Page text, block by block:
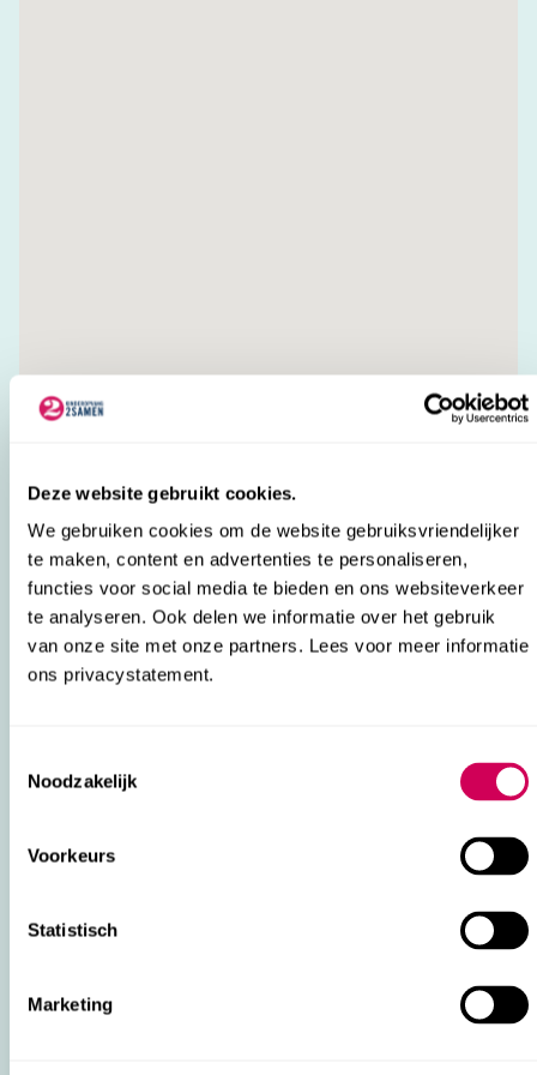
Deze website gebruikt cookies.
We gebruiken cookies om de website gebruiksvriendelijker
te maken, content en advertenties te personaliseren,
functies voor social media te bieden en ons websiteverkeer
te analyseren. Ook delen we informatie over het gebruik
van onze site met onze partners. Lees voor meer informatie
ons privacystatement.
Selection
Noodzakelijk
Voorkeurs
Statistisch
Marketing